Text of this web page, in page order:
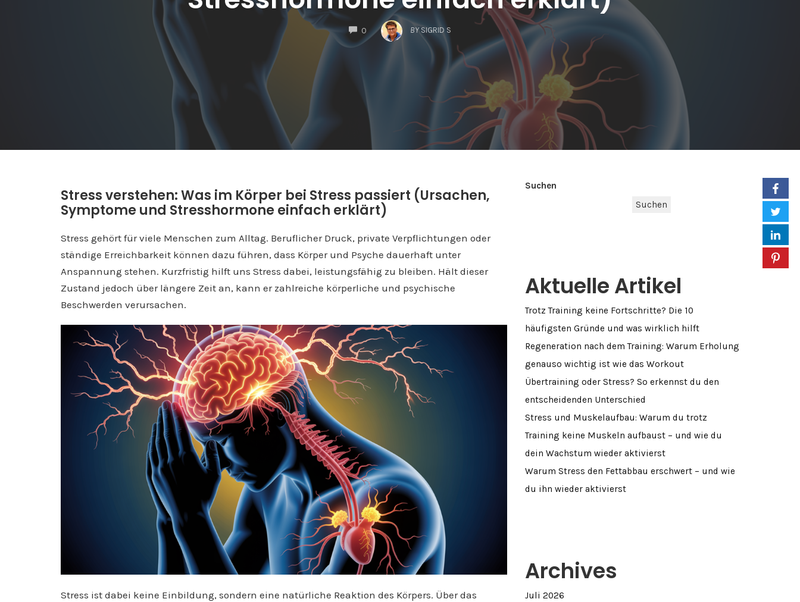
0
COMMENTS
BY SIGRID S
Stress verstehen: Was im Körper bei Stress passiert (Ursachen,
Symptome und Stresshormone einfach erklärt)
Stress gehört für viele Menschen zum Alltag. Beruflicher Druck, private Verpflichtungen oder
ständige Erreichbarkeit können dazu führen, dass Körper und Psyche dauerhaft unter
Anspannung stehen. Kurzfristig hilft uns Stress dabei, leistungsfähig zu bleiben. Hält dieser
Zustand jedoch über längere Zeit an, kann er zahlreiche körperliche und psychische
Beschwerden verursachen.
Stress ist dabei keine Einbildung, sondern eine natürliche Reaktion des Körpers. Über das
Suchen
Suchen
Aktuelle Artikel
Trotz Training keine Fortschritte? Die 10
häufigsten Gründe und was wirklich hilft
Regeneration nach dem Training: Warum Erholung
genauso wichtig ist wie das Workout
Übertraining oder Stress? So erkennst du den
entscheidenden Unterschied
Stress und Muskelaufbau: Warum du trotz
Training keine Muskeln aufbaust – und wie du
dein Wachstum wieder aktivierst
Warum Stress den Fettabbau erschwert – und wie
du ihn wieder aktivierst
Archives
Juli 2026